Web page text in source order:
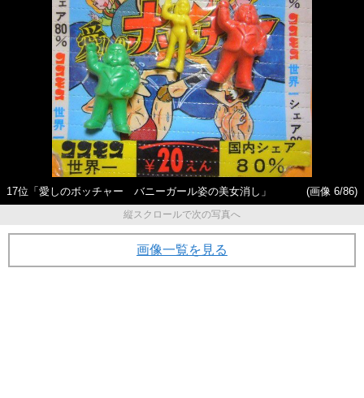
17位「愛しのボッチャー バニーガール姿の美女消し」
(画像 6/86)
縦スクロールで次の写真へ
画像一覧を見る